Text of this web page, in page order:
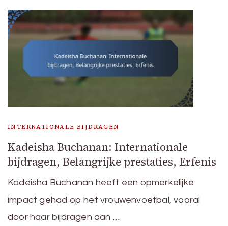
INTERNATIONALE BIJDRAGEN
Kadeisha Buchanan: Internationale
bijdragen, Belangrijke prestaties, Erfenis
Kadeisha Buchanan heeft een opmerkelijke
impact gehad op het vrouwenvoetbal, vooral
door haar bijdragen aan …